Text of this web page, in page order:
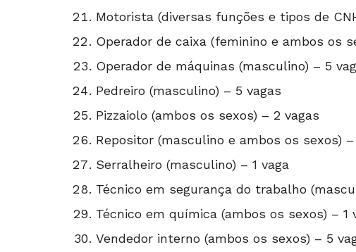
Motorista (diversas funções e tipos de
Operador de caixa (feminino e ambos os
Operador de máquinas (masculino) – 5
Pedreiro (masculino) – 5 vagas
Pizzaiolo (ambos os sexos) – 2 vagas
Repositor (masculino e ambos os sexos)
Serralheiro (masculino) – 1 vaga
Técnico em segurança do trabalho
Técnico em química (ambos os sexos) – 1
Vendedor interno (ambos os sexos) – 5